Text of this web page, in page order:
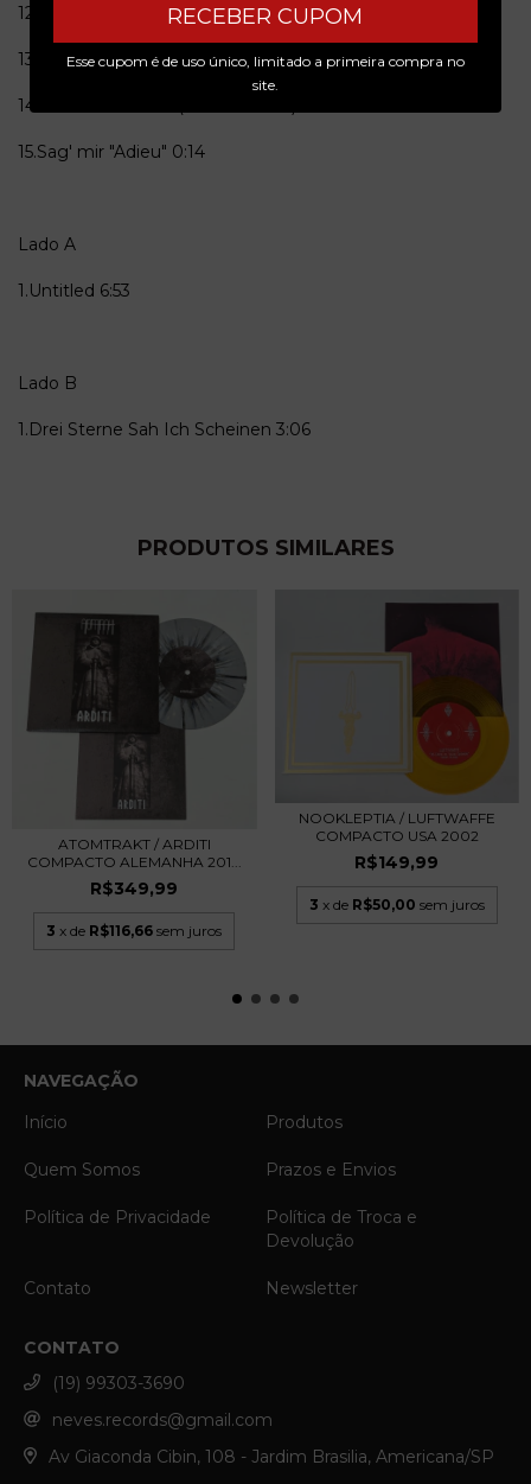
RECEBER CUPOM
Esse cupom é de uso único, limitado a primeira compra no
site.
12.Weiße Rose 3:22
13.Der Abschied 4:28
14.Tiefe Sehnsucht (Instrumental)
15.Sag' mir "Adieu" 0:14
Lado A
1.Untitled 6:53
Lado B
1.Drei Sterne Sah Ich Scheinen 3:06
PRODUTOS SIMILARES
ATOMTRAKT / ARDITI
COMPACTO ALEMANHA 201...
R$349,99
3 x de R$116,66 sem juros
NOOKLEPTIA / LUFTWAFFE
COMPACTO USA 2002
R$149,99
3 x de R$50,00 sem juros
NAVEGAÇÃO
Início
Produtos
Quem Somos Prazos e Envios
Política de Privacidade
Política de Troca e
Devolução
Contato Newsletter
CONTATO
(19) 99303-3690
neves.records@gmail.com
Av Giaconda Cibin, 108 - Jardim Brasilia, Americana/SP